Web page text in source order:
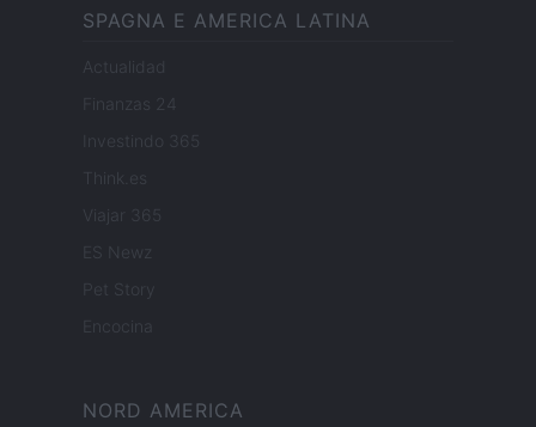
SPAGNA E AMERICA LATINA
Actualidad
Finanzas 24
Investindo 365
Think.es
Viajar 365
ES Newz
Pet Story
Encocina
NORD AMERICA